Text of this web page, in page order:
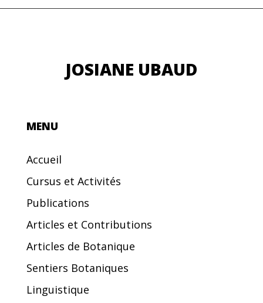
JOSIANE UBAUD
MENU
Accueil
Cursus et Activités
Publications
Articles et Contributions
Articles de Botanique
Sentiers Botaniques
Linguistique